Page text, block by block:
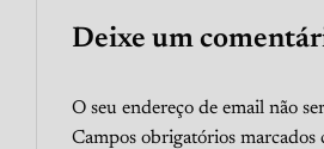
Deixe um
O seu endereço de email não
Campos obrigatórios marcados